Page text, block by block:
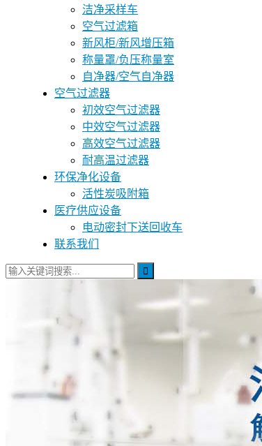
洁净采样车
空气过滤箱
新风柜/新风增压箱
称量罩/负压称量室
自净器/空气自净器
空气过滤器
初效空气过滤器
中效空气过滤器
高效空气过滤器
耐高温过滤器
环保净化设备
活性炭吸附箱
医疗供应设备
电动密封下送回收车
联系我们